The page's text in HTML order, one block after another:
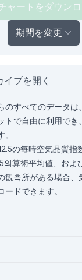
ャートをダウン
期間を変更
ブを開く
のすべてのデータは、
トで自由に利用でき
の毎時空気品質指
의算術平均値、およ
観측所がある場合、
ードできます。